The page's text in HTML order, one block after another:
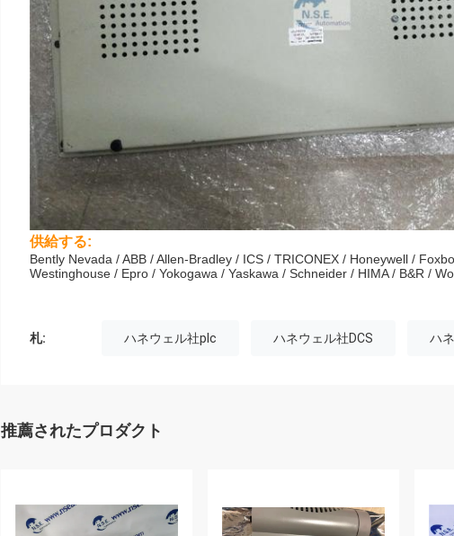
供給する:
Bently Nevada / ABB / Allen-Bradley / ICS / TRICONEX / Honeywell /
Westinghouse / Epro / Yokogawa / Yaskawa / Schneider / HIMA / B&R /
札: ハネウェル社plc ハネウェル社DCS ハ
推薦されたプロダクト